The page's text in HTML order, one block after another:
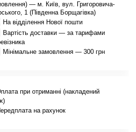
— м. Київ, вул. Григоровича-
1 (Південна Борщагівка)
На відділення Нової пошти
Вартість доставки — за тарифами
Мінімальне замовлення — 300 грн
при отриманні (накладений
на рахунок